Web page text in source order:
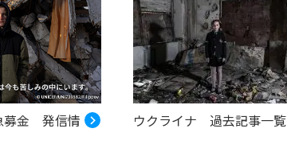
募金 発信情
ウクライナ 過去記事一覧